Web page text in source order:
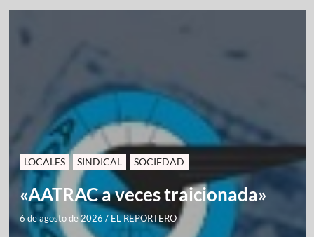
LOCALES SINDICAL SOCIEDAD
«AATRAC a veces traicionada»
6 de agosto de 2026 / EL REPORTERO